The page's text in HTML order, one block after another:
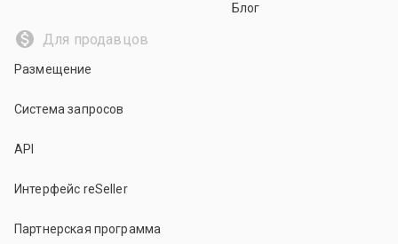
Блог
Для продавцов
Размещение
Система запросов
API
Интерфейс reSeller
Партнерская программа